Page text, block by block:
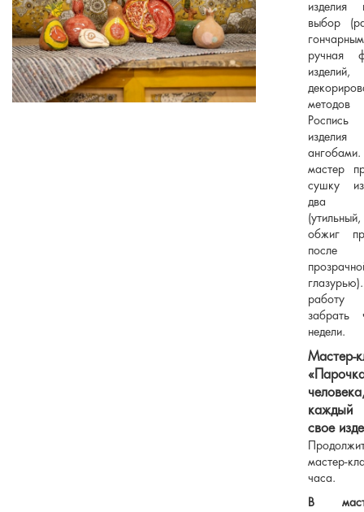
выбор
ручная
изделий,
методов
изделия
мастер
сушку
два
обжиг
после
забрать
недели.
Мастер-
каждый
свое
мастер-
часа.
В